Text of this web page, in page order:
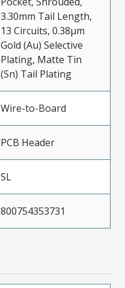
3.30mm Tail Length,
13 Circuits, 0.38µm
Gold (Au) Selective
Plating, Matte Tin
(Sn) Tail Plating
Wire-to-Board
PCB Header
SL
800754353731